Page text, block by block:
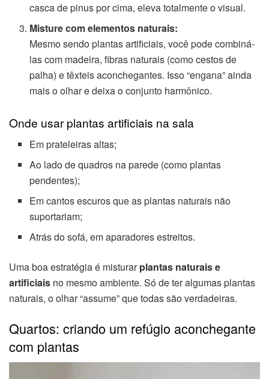
casca de pinus por cima, eleva totalmente o visual.
Misture com elementos naturais:
Mesmo sendo plantas artificiais, você pode combiná-
las com madeira, fibras naturais (como cestos de
palha) e têxteis aconchegantes. Isso “engana” ainda
mais o olhar e deixa o conjunto harmônico.
Onde usar plantas artificiais na sala
Em prateleiras altas;
Ao lado de quadros na parede (como plantas
pendentes);
Em cantos escuros que as plantas naturais não
suportariam;
Atrás do sofá, em aparadores estreitos.
Uma boa estratégia é misturarplantas naturais e
artificiais no mesmo ambiente. Só de ter algumas plantas
naturais, o olhar “assume” que todas são verdadeiras.
Quartos: criando um refúgio aconchegante
com plantas